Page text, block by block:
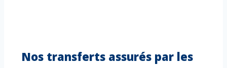
Nos transferts assurés par les